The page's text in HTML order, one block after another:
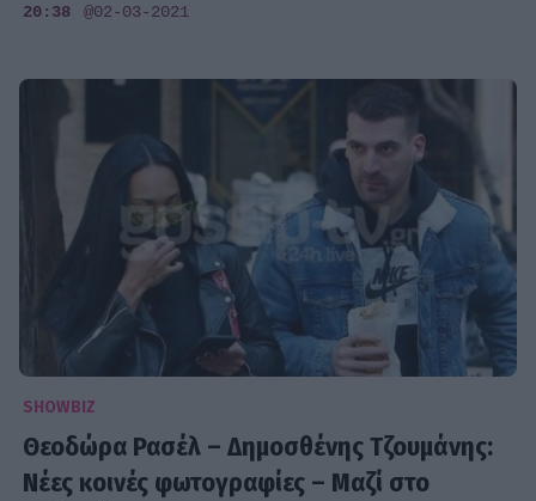
20:38 @02-03-2021
SHOWBIZ
Θεοδώρα Ρασέλ – Δημοσθένης Τζουμάνης:
Νέες κοινές φωτογραφίες – Μαζί στο